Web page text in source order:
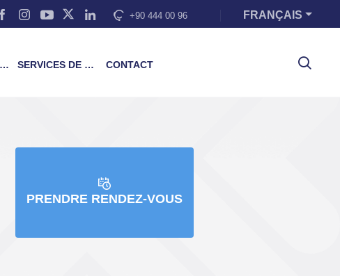
+90 444 00 96 FRANÇAIS
SERVICES DE FORMATION CONTACT
PRENDRE RENDEZ-VOUS